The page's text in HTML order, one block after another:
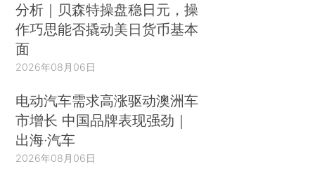
分析｜贝森特操盘稳日元，操
作巧思能否撬动美日货币基本
面
2026年08月06日
电动汽车需求高涨驱动澳洲车
市增长 中国品牌表现强劲｜
出海·汽车
2026年08月06日